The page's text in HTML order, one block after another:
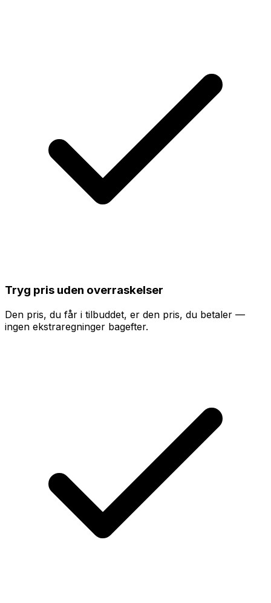
Tryg pris uden overraskelser
Den pris, du får i tilbuddet, er den pris, du betaler —
ingen ekstraregninger bagefter.